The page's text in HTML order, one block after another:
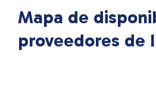
Mapa de
proveedores de